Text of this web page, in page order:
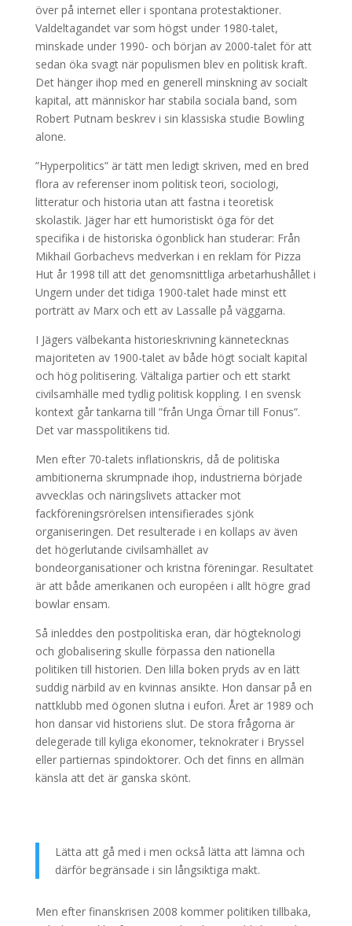
över på internet eller i spontana protestaktioner.
Valdeltagandet var som högst under 1980-talet,
minskade under 1990- och början av 2000-talet för att
sedan öka svagt när populismen blev en politisk kraft.
Det hänger ihop med en generell minskning av socialt
kapital, att människor har stabila sociala band, som
Robert Putnam beskrev i sin klassiska studie Bowling
alone.
”Hyperpolitics” är tätt men ledigt skriven, med en bred
flora av referenser inom politisk teori, sociologi,
litteratur och historia utan att fastna i teoretisk
skolastik. Jäger har ett humoristiskt öga för det
specifika i de historiska ögonblick han studerar: Från
Mikhail Gorbachevs medverkan i en reklam för Pizza
Hut år 1998 till att det genomsnittliga arbetarhushållet i
Ungern under det tidiga 1900-talet hade minst ett
porträtt av Marx och ett av Lassalle på väggarna.
I Jägers välbekanta historieskrivning kännetecknas
majoriteten av 1900-talet av både högt socialt kapital
och hög politisering. Vältaliga partier och ett starkt
civilsamhälle med tydlig politisk koppling. I en svensk
kontext går tankarna till ”från Unga Örnar till Fonus”.
Det var masspolitikens tid.
Men efter 70-talets inflationskris, då de politiska
ambitionerna skrumpnade ihop, industrierna började
avvecklas och näringslivets attacker mot
fackföreningsrörelsen intensifierades sjönk
organiseringen. Det resulterade i en kollaps av även
det högerlutande civilsamhället av
bondeorganisationer och kristna föreningar. Resultatet
är att både amerikanen och européen i allt högre grad
bowlar ensam.
Så inleddes den postpolitiska eran, där högteknologi
och globalisering skulle förpassa den nationella
politiken till historien. Den lilla boken pryds av en lätt
suddig närbild av en kvinnas ansikte. Hon dansar på en
nattklubb med ögonen slutna i eufori. Året är 1989 och
hon dansar vid historiens slut. De stora frågorna är
delegerade till kyliga ekonomer, teknokrater i Bryssel
eller partiernas spindoktorer. Och det finns en allmän
känsla att det är ganska skönt.
Lätta att gå med i men också lätta att lämna och
därför begränsade i sin långsiktiga makt.
Men efter finanskrisen 2008 kommer politiken tillbaka,